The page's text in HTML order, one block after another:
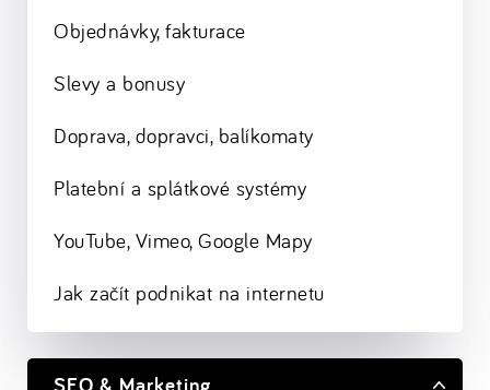
Objednávky, fakturace
Slevy a bonusy
Doprava, dopravci, balíkomaty
Platební a splátkové systémy
YouTube, Vimeo, Google Mapy
Jak začít podnikat na internetu